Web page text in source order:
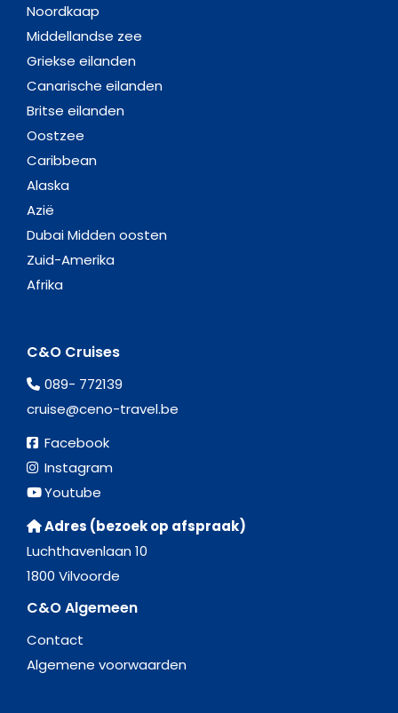
Noordkaap
Middellandse zee
Griekse eilanden
Canarische eilanden
Britse eilanden
Oostzee
Caribbean
Alaska
Azië
Dubai Midden oosten
Zuid-Amerika
Afrika
C&O Cruises
089- 772139
cruise@ceno-travel.be
Facebook
Instagram
Youtube
Adres (bezoek op afspraak)
Luchthavenlaan 10
1800 Vilvoorde
C&O Algemeen
Contact
Algemene voorwaarden